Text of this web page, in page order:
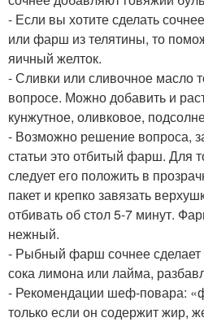
- Если вы хотите сделать
или фарш из телятины, то
яичный желток.
- Сливки или сливочное масло
вопросе. Можно добавить и
кунжутное, оливковое,
- Возможно решение вопроса,
статьи это отбитый фарш. Для
следует его положить в
пакет и крепко завязать
отбивать об стол 5-7 минут.
нежный.
- Рыбный фарш сочнее сделает
сока лимона или лайма,
- Рекомендации шеф-повара:
только если он содержит жир,